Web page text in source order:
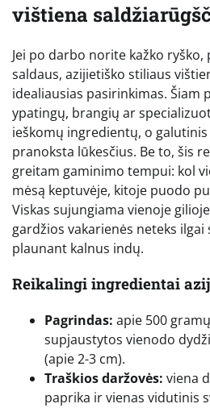
vištiena
Jei po darbo norite kažko
saldaus, azijietiško stiliaus
idealiausias pasirinkimas. Šiam
ypatingų, brangių ar
ieškomų ingredientų, o
pranoksta lūkesčius. Be to, šis
greitam gaminimo tempui: kol
mėsą keptuvėje, kitoje puodo
Viskas sujungiama vienoje
gardžios vakarienės neteks
plaunant kalnus indų.
Reikalingi ingredientai
Pagrindas: apie 500
supjaustytos vienodo
(apie 2-3 cm).
Traškios daržovės: viena
paprika ir vienas vidutinis